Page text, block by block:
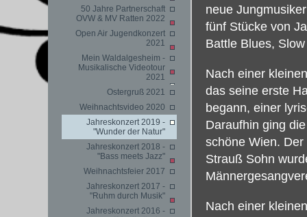
50 Jahre Partnerschaft
OVW & MV Ratten 2022
Open Air Jugendkonzert
2021
Mein Waldalgesheim -
Musikalische Videotour
2021
Ostergruß 2021
Weihnachtsvideo 2020
Jahreskonzert 2019 -
"Wunder der Natur"
Jahreskonzert 2018 -
"Bass meets Jazz"
Weihnachtsfeier 2017
Jahreskonzert 2017 -
"Ruhm durch Musik"
Jahreskonzert 2016 -
neue
fünf Stücke von
Battle Blues,
Nach einer
das seine erste
begann, einer
Daraufhin ging
schöne Wien. Der
Strauß Sohn
Nach einer